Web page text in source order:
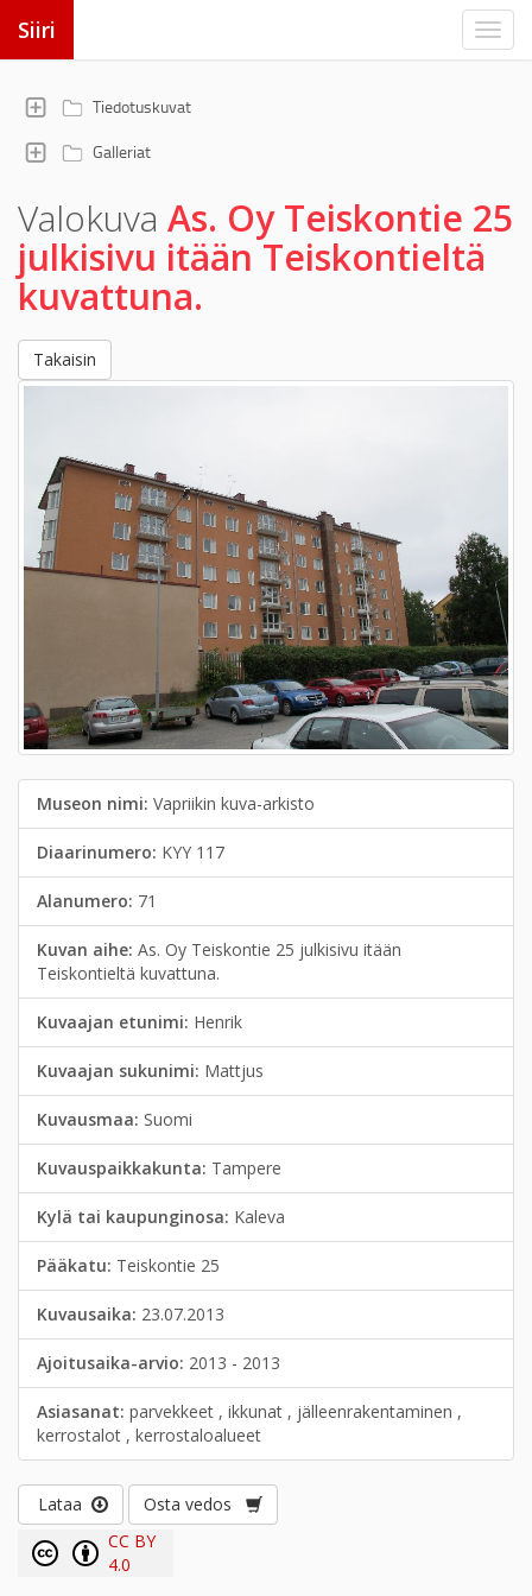
Siiri
Tiedotuskuvat
Galleriat
Valokuva As. Oy Teiskontie 25
julkisivu itään Teiskontieltä
kuvattuna.
Takaisin
Museon nimi: Vapriikin kuva-arkisto
Diaarinumero: KYY 117
Alanumero: 71
Kuvan aihe: As. Oy Teiskontie 25 julkisivu itään
Teiskontieltä kuvattuna.
Kuvaajan etunimi: Henrik
Kuvaajan sukunimi: Mattjus
Kuvausmaa: Suomi
Kuvauspaikkakunta: Tampere
Kylä tai kaupunginosa: Kaleva
Pääkatu: Teiskontie 25
Kuvausaika: 23.07.2013
Ajoitusaika-arvio: 2013 - 2013
Asiasanat: parvekkeet , ikkunat , jälleenrakentaminen ,
kerrostalot , kerrostaloalueet
Lataa
Osta vedos
CC BY
4.0